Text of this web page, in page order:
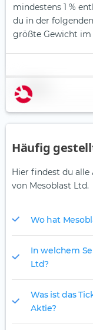
mindestens 1 %
du in der
größte Gewicht im
Name
Häufig
Hier findest du
von Mesoblast Ltd.
Wo hat
In welchem
Ltd?
Was ist das
Aktie?